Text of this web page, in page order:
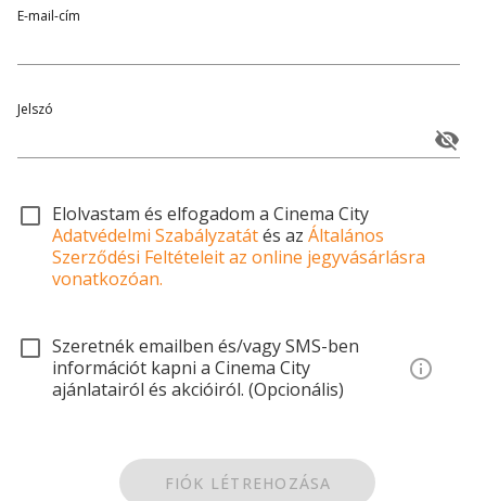
E-mail-cím
Jelszó
Elolvastam és elfogadom a Cinema City
Adatvédelmi Szabályzatátés az Általános
Szerződési Feltételeit az online jegyvásárlásra
vonatkozóan.
Szeretnék emailben és/vagy SMS-ben
információt kapni a Cinema City
ajánlatairól és akcióiról. (Opcionális)
FIÓK LÉTREHOZÁSA